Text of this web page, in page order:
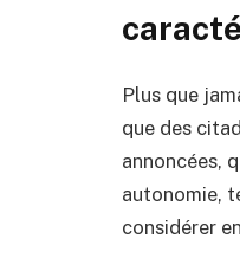
Plus que
que des
annoncées,
autonomie,
considérer